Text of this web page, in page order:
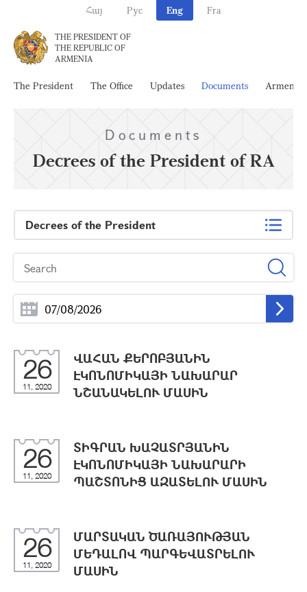
Հայ Рус Eng Fra
THE PRESIDENT OF
THE REPUBLIC OF
ARMENIA
The President The Office Updates Documents Armenia
Documents
Decrees of the President of RA
Decrees of the President
26
11, 2020
ՎԱՀԱՆ ՔԵՐՈԲՅԱՆԻՆ
ԷԿՈՆՈՄԻԿԱՅԻ ՆԱԽԱՐԱՐ
ՆՇԱՆԱԿԵԼՈՒ ՄԱՍԻՆ
26
11, 2020
ՏԻԳՐԱՆ ԽԱՉԱՏՐՅԱՆԻՆ
ԷԿՈՆՈՄԻԿԱՅԻ ՆԱԽԱՐԱՐԻ
ՊԱՇՏՈՆԻՑ ԱԶԱՏԵԼՈՒ ՄԱՍԻՆ
26
11, 2020
ՄԱՐՏԱԿԱՆ ԾԱՌԱՅՈՒԹՅԱՆ
ՄԵԴԱԼՈՎ ՊԱՐԳԵՎԱՏՐԵԼՈՒ
ՄԱՍԻՆ